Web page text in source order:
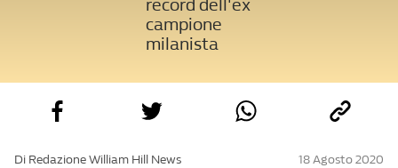
record dell'ex
campione
milanista
Di Redazione William Hill News 18 Agosto 2020